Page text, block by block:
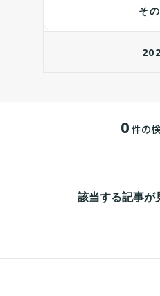
そ
0 件の
該当する記事が